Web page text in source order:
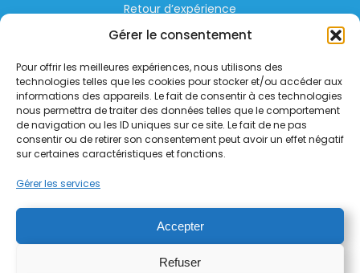
Gérer le consentement
Pour offrir les meilleures expériences, nous utilisons des
technologies telles que les cookies pour stocker et/ou accéder aux
informations des appareils. Le fait de consentir à ces technologies
nous permettra de traiter des données telles que le comportement
de navigation ou les ID uniques sur ce site. Le fait de ne pas
consentir ou de retirer son consentement peut avoir un effet négatif
sur certaines caractéristiques et fonctions.
Gérer les services
Accepter
Refuser
Retour d’expérience
Espace Privé
Liens Utiles
Aérodrome de Lognes Emerainville
77185 LOGNES
contact@helico.org